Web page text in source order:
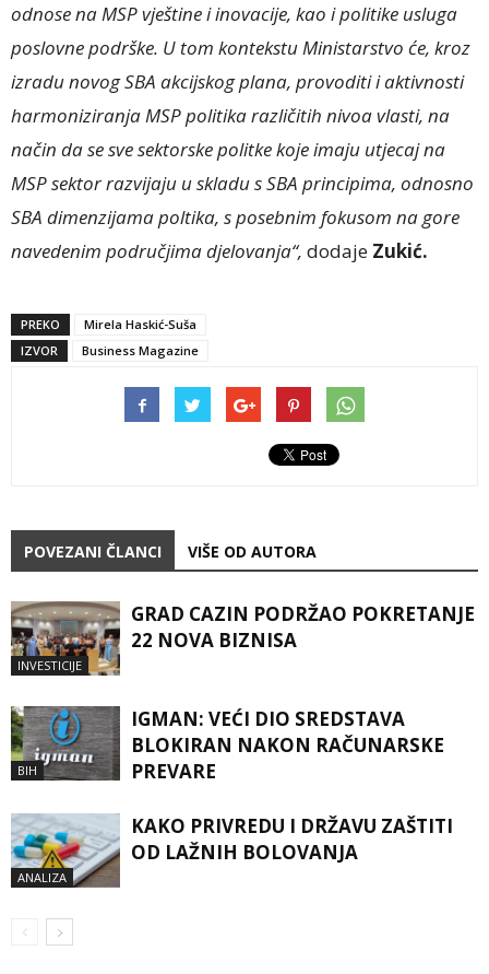
odnose na MSP vještine i inovacije, kao i politike usluga
poslovne podrške. U tom kontekstu Ministarstvo će, kroz
izradu novog SBA akcijskog plana, provoditi i aktivnosti
harmoniziranja MSP politika različitih nivoa vlasti, na
način da se sve sektorske politke koje imaju utjecaj na
MSP sektor razvijaju u skladu s SBA principima, odnosno
SBA dimenzijama poltika, s posebnim fokusom na gore
navedenim područjima djelovanja“, dodaje Zukić.
PREKO
Mirela Haskić-Suša
IZVOR
Business Magazine
POVEZANI ČLANCI VIŠE OD AUTORA
INVESTICIJE
GRAD CAZIN PODRŽAO POKRETANJE
22 NOVA BIZNISA
BIH
IGMAN: VEĆI DIO SREDSTAVA
BLOKIRAN NAKON RAČUNARSKE
PREVARE
ANALIZA
KAKO PRIVREDU I DRŽAVU ZAŠTITI
OD LAŽNIH BOLOVANJA